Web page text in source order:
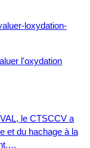
l'oxydation
le CTSCCV a
et du hachage à la